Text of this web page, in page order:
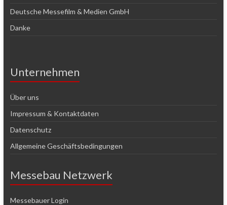
Deutsche Messefilm & Medien GmbH
Danke
Unternehmen
Über uns
Impressum & Kontaktdaten
Datenschutz
Allgemeine Geschäftsbedingungen
Messebau Netzwerk
Messebauer Login